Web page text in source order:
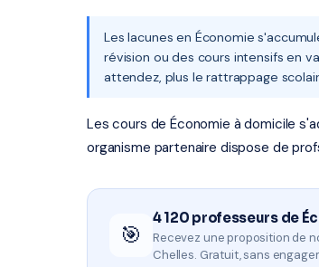
Les lacunes en Économie
révision ou des cours intensifs en
attendez, plus le rattrappage
Les cours de Économie à domicile
organisme partenaire dispose de
🎯
4 120 professeurs de
Recevez une proposition de
Chelles. Gratuit, sans